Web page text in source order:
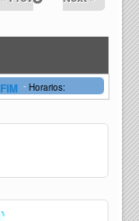
- Horarios: